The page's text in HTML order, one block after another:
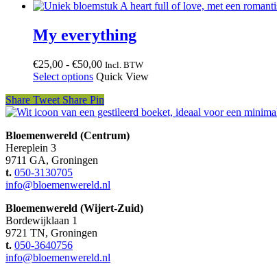
My everything
€25,00 - €50,00Prijsklasse:
€25,00
€50,00
Incl. BTW
Select options Quick View
Share Tweet Share Pin
Bloemenwereld (Centrum)
Hereplein 3
9711 GA, Groningen
t. 050-3130705
info@bloemenwereld.nl
Bloemenwereld (Wijert-Zuid)
Bordewijklaan 1
9721 TN, Groningen
t. 050-3640756
info@bloemenwereld.nl